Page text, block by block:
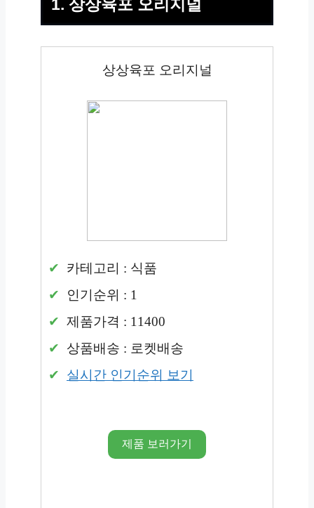
1. 상상육포 오리지널
상상육포 오리지널
카테고리 : 식품
인기순위 : 1
제품가격 : 11400
상품배송 : 로켓배송
실시간 인기순위 보기
제품 보러가기